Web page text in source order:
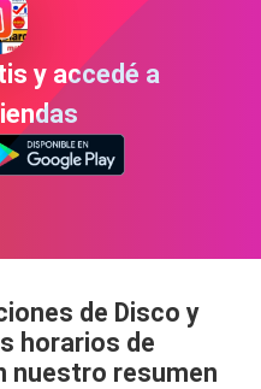
y accedé a
de Disco y
horarios de
nuestro resumen